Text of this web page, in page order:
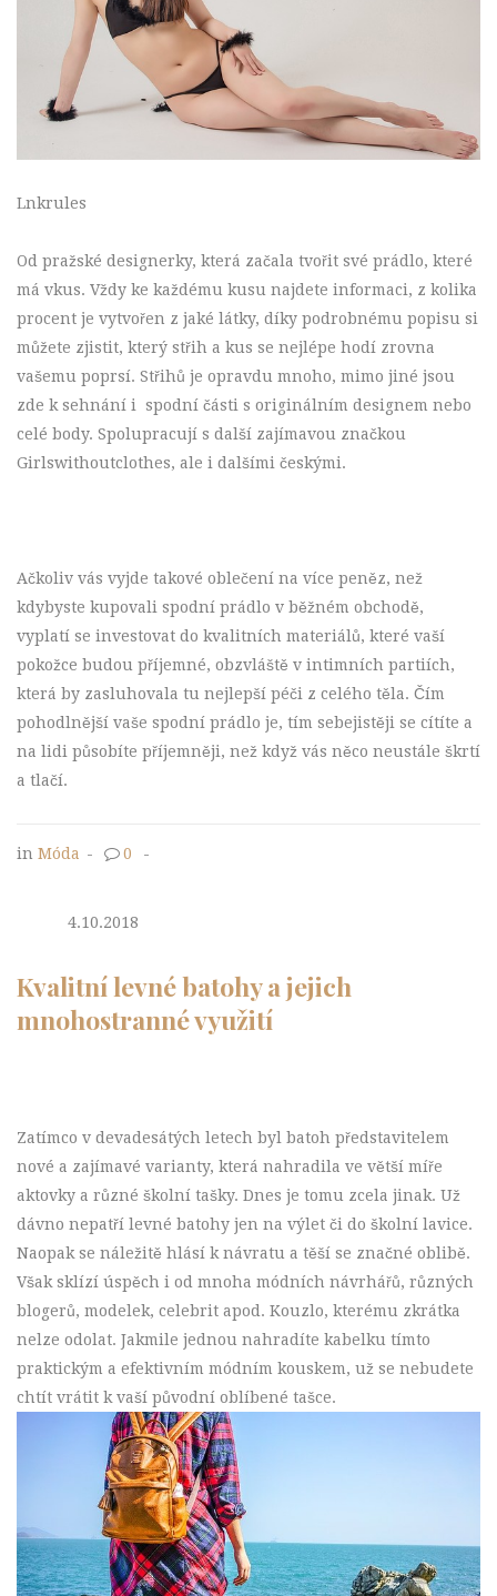
Lnkrules
Od pražské designerky, která začala tvořit své prádlo, které
má vkus. Vždy ke každému kusu najdete informaci, z kolika
procent je vytvořen z jaké látky, díky podrobnému popisu si
můžete zjistit, který střih a kus se nejlépe hodí zrovna
vašemu poprsí. Střihů je opravdu mnoho, mimo jiné jsou
zde k sehnání i
spodní části s originálním designem nebo
celé body. Spolupracují s další zajímavou značkou
Girlswithoutclothes, ale i dalšími českými.
Ačkoliv vás vyjde takové oblečení na více peněz, než
kdybyste kupovali spodní prádlo v běžném obchodě,
vyplatí se investovat do kvalitních materiálů, které vaší
pokožce budou příjemné, obzvláště v intimních partiích,
která by zasluhovala tu nejlepší péči z celého těla. Čím
pohodlnější vaše spodní prádlo je, tím sebejistěji se cítíte a
na lidi působíte příjemněji, než když vás něco neustále škrtí
a tlačí.
in Móda - 0 -
4.10.2018
Kvalitní levné batohy a jejich
mnohostranné využití
Zatímco v devadesátých letech byl batoh představitelem
nové a zajímavé varianty, která nahradila ve větší míře
aktovky a různé školní tašky. Dnes je tomu zcela jinak. Už
dávno nepatří levné batohy jen na výlet či do školní lavice.
Naopak se náležitě hlásí k návratu a těší se značné oblibě.
Však sklízí úspěch i od mnoha módních návrhářů, různých
blogerů, modelek, celebrit apod. Kouzlo, kterému zkrátka
nelze odolat. Jakmile jednou nahradíte kabelku tímto
praktickým a efektivním módním kouskem, už se nebudete
chtít vrátit k vaší původní oblíbené tašce.